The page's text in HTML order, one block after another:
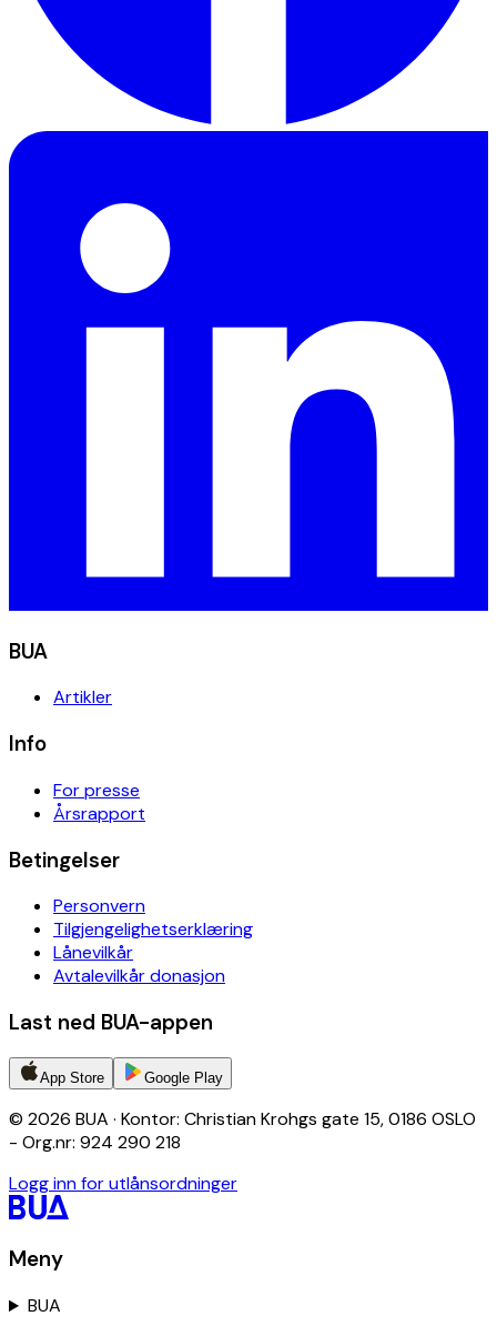
BUA
Artikler
Info
For presse
Årsrapport
Betingelser
Personvern
Tilgjengelighetserklæring
Lånevilkår
Avtalevilkår donasjon
Last ned BUA-appen
App Store Google Play
© 2026 BUA · Kontor: Christian Krohgs gate 15, 0186 OSLO
- Org.nr: 924 290 218
Logg inn for utlånsordninger
Meny
BUA